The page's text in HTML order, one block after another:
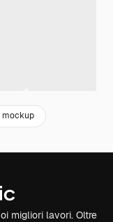
mockup
migliori lavori. Oltre